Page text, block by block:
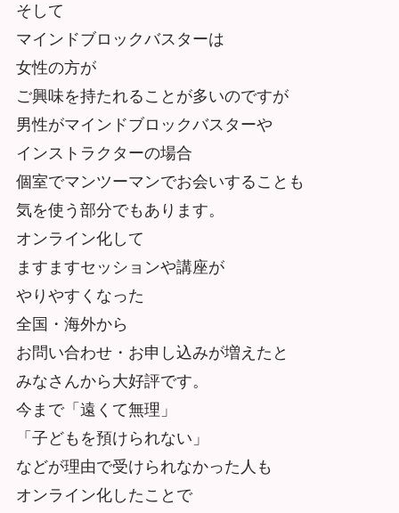
そして
マインドブロックバスターは
女性の方が
ご興味を持たれることが多いのですが
男性がマインドブロックバスターや
インストラクターの場合
個室でマンツーマンでお会いすることも
気を使う部分でもあります。
オンライン化して
ますますセッションや講座が
やりやすくなった
全国・海外から
お問い合わせ・お申し込みが増えたと
みなさんから大好評です。
今まで「遠くて無理」
「子どもを預けられない」
などが理由で受けられなかった人も
オンライン化したことで